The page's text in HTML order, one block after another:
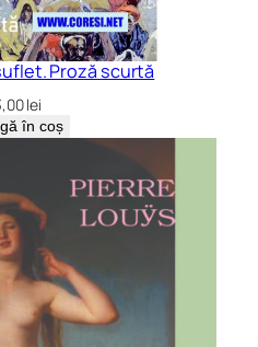
Proză scurtă
lei
în coș